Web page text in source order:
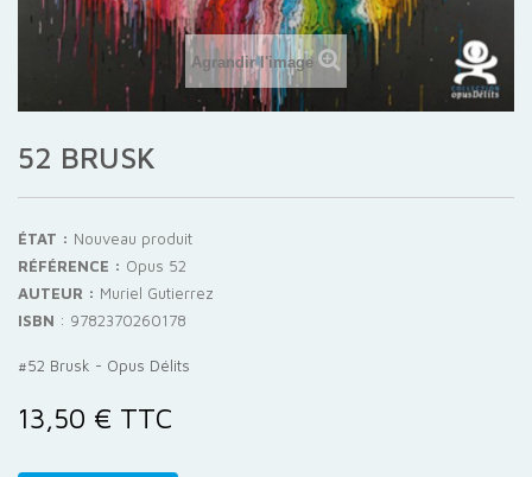
Agrandir l'image
52 BRUSK
ÉTAT : Nouveau produit
RÉFÉRENCE : Opus 52
AUTEUR : Muriel Gutierrez
ISBN : 9782370260178
#52 Brusk - Opus Délits
13,50 € TTC